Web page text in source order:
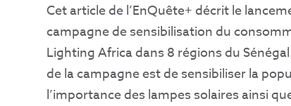
Cet article de l’EnQuête+ décrit le
campagne de sensibilisation du
Lighting Africa dans 8 régions du
de la campagne est de sensibiliser la
l’importance des lampes solaires ainsi